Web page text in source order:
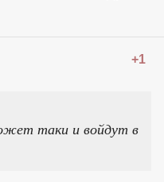
+1
таки и войдут в